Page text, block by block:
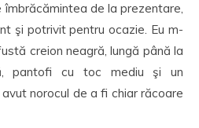
de la prezentare,
şi potrivit pentru ocazie. Eu m-
creion neagră, lungă până la
pantofi cu toc mediu şi un
norocul de a fi chiar răcoare